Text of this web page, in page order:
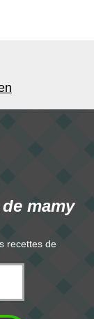
mamy
recettes de